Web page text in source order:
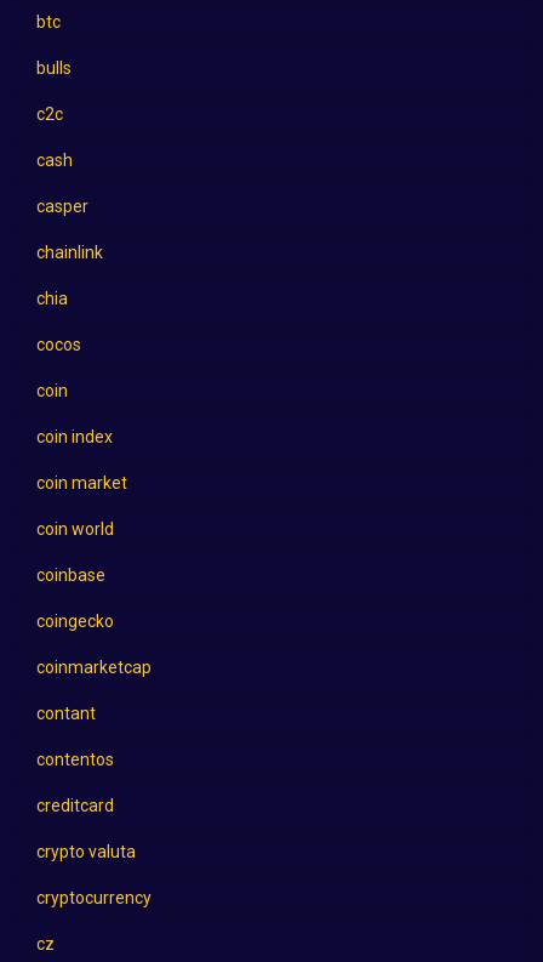
btc
bulls
c2c
cash
casper
chainlink
chia
cocos
coin
coin index
coin market
coin world
coinbase
coingecko
coinmarketcap
contant
contentos
creditcard
crypto valuta
cryptocurrency
cz